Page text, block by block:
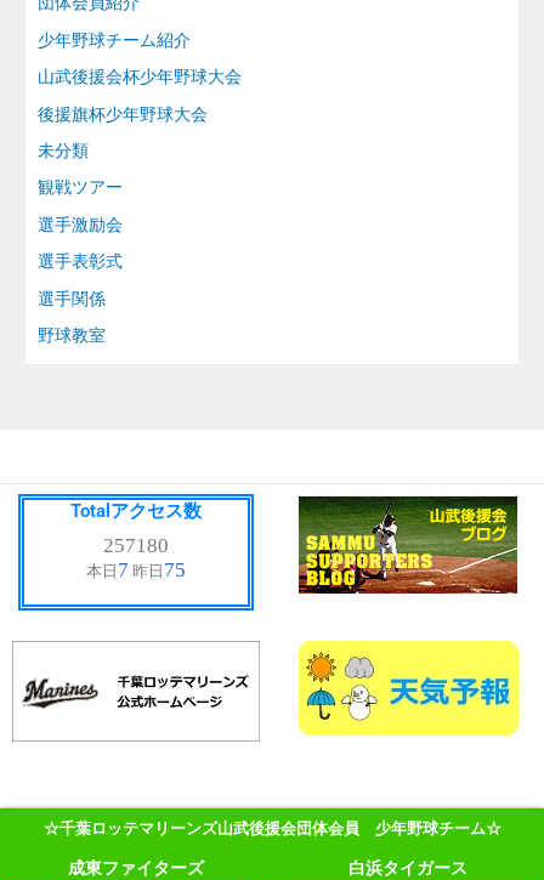
少年野球チーム紹介
山武後援会杯少年野球大会
後援旗杯少年野球大会
未分類
観戦ツアー
選手激励会
選手表彰式
選手関係
野球教室
Totalアクセス数
☆千葉ロッテマリーンズ山武後援会団体会員 少年野球チーム☆
成東ファイターズ 白浜タイガース